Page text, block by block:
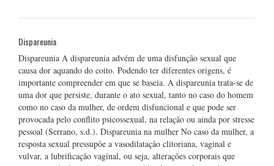
Dispareunia
Dispareunia A dispareunia advém de uma disfunção sexual que
causa dor aquando do coito. Podendo ter diferentes origens, é
importante compreender em que se baseia. A dispareunia trata-se de
uma dor que persiste, durante o ato sexual, tanto no caso do homem
como no caso da mulher, de ordem disfuncional e que pode ser
provocada pelo conflito psicossexual, na relação ou ainda por stresse
pessoal (Serrano, s.d.). Dispareunia na mulher No caso da mulher, a
resposta sexual pressupõe a vasodilatação clitoriana, vaginal e
vulvar, a lubrificação vaginal, ou seja, alterações corporais que